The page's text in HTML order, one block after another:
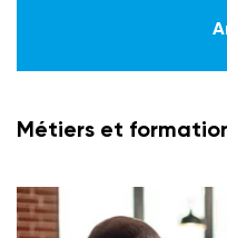
Métiers et